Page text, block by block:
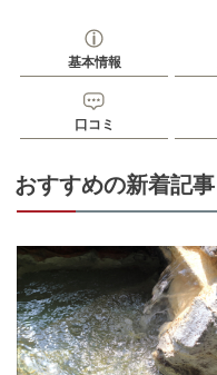
基本情報
口コミ
おすすめの新着記事